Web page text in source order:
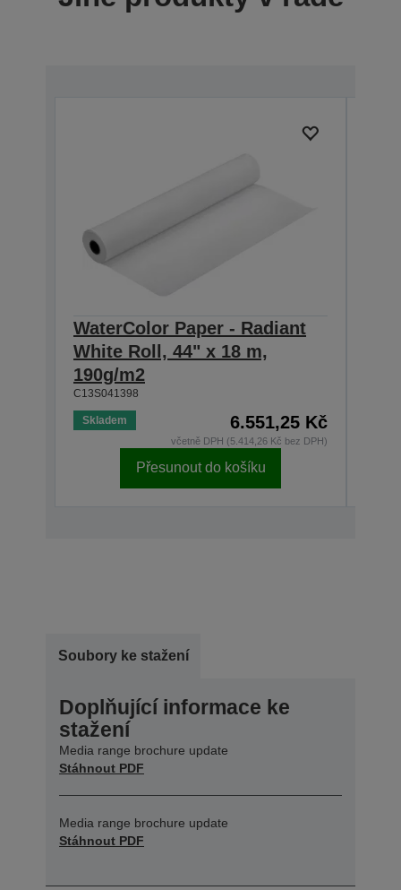
WaterColor Paper - Radiant
White Roll, 44" x 18 m,
190g/m2
C13S041398
Skladem 6.551,25 Kč
včetně DPH (5.414,26 Kč bez DPH)
Přesunout do košíku
Soubory ke stažení
Doplňující informace ke
stažení
Media range brochure update
Stáhnout PDF
Media range brochure update
Stáhnout PDF